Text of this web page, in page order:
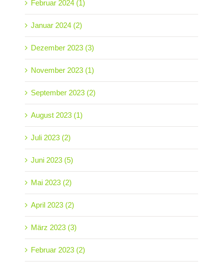
Februar 2024 (1)
Januar 2024 (2)
Dezember 2023 (3)
November 2023 (1)
September 2023 (2)
August 2023 (1)
Juli 2023 (2)
Juni 2023 (5)
Mai 2023 (2)
April 2023 (2)
März 2023 (3)
Februar 2023 (2)